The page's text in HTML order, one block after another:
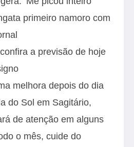
primeiro namoro com
a previsão de hoje
melhora depois do dia
do Sol em Sagitário,
de atenção em alguns
o mês, cuide do